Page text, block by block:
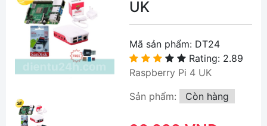
UK
Mã sản phẩm: DT24
Rating: 2.89
Raspberry Pi 4 UK
Sản phẩm:
Còn hàng